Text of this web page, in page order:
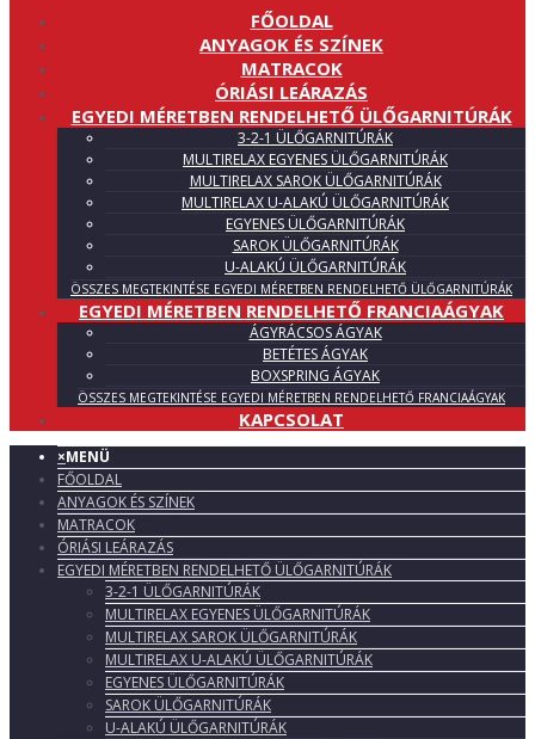
FŐOLDAL
ANYAGOK ÉS SZÍNEK
MATRACOK
ÓRIÁSI LEÁRAZÁS
EGYEDI MÉRETBEN RENDELHETŐ ÜLŐGARNITÚRÁK
3-2-1 ÜLŐGARNITÚRÁK
MULTIRELAX EGYENES ÜLŐGARNITÚRÁK
MULTIRELAX SAROK ÜLŐGARNITÚRÁK
MULTIRELAX U-ALAKÚ ÜLŐGARNITÚRÁK
EGYENES ÜLŐGARNITÚRÁK
SAROK ÜLŐGARNITÚRÁK
U-ALAKÚ ÜLŐGARNITÚRÁK
ÖSSZES MEGTEKINTÉSE EGYEDI MÉRETBEN RENDELHETŐ ÜLŐGARNITÚRÁK
EGYEDI MÉRETBEN RENDELHETŐ FRANCIAÁGYAK
ÁGYRÁCSOS ÁGYAK
BETÉTES ÁGYAK
BOXSPRING ÁGYAK
ÖSSZES MEGTEKINTÉSE EGYEDI MÉRETBEN RENDELHETŐ FRANCIAÁGYAK
KAPCSOLAT
×MENÜ
FŐOLDAL
ANYAGOK ÉS SZÍNEK
MATRACOK
ÓRIÁSI LEÁRAZÁS
EGYEDI MÉRETBEN RENDELHETŐ ÜLŐGARNITÚRÁK
3-2-1 ÜLŐGARNITÚRÁK
MULTIRELAX EGYENES ÜLŐGARNITÚRÁK
MULTIRELAX SAROK ÜLŐGARNITÚRÁK
MULTIRELAX U-ALAKÚ ÜLŐGARNITÚRÁK
EGYENES ÜLŐGARNITÚRÁK
SAROK ÜLŐGARNITÚRÁK
U-ALAKÚ ÜLŐGARNITÚRÁK